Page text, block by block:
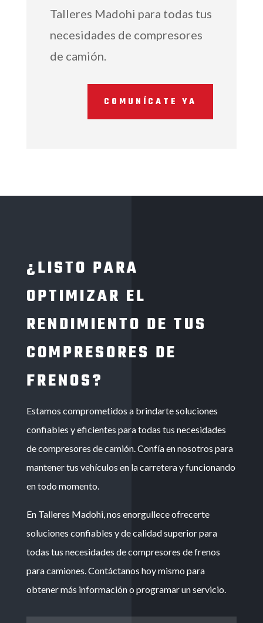
Talleres Madohi para todas tus
necesidades de compresores
de camión.
COMUNÍCATE YA
¿LISTO PARA
OPTIMIZAR EL
RENDIMIENTO DE TUS
COMPRESORES DE
FRENOS?
Estamos comprometidos a brindarte soluciones
confiables y eficientes para todas tus necesidades
de compresores de camión. Confía en nosotros para
mantener tus vehículos en la carretera y funcionando
en todo momento.
En Talleres Madohi, nos enorgullece ofrecerte
soluciones confiables y de calidad superior para
todas tus necesidades de compresores de frenos
para camiones. Contáctanos hoy mismo para
obtener más información o programar un servicio.